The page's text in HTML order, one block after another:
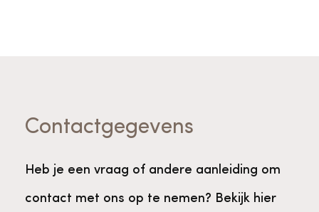
Contactgegevens
Heb je een vraag of andere aanleiding om
contact met ons op te nemen? Bekijk hier